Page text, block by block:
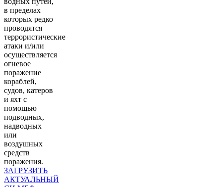
в пределах
которых редко
проводятся
террористические
атаки и/или
осуществляется
огневое
поражение
кораблей,
судов, катеров
и яхт с
помощью
подводных,
надводных
или
воздушных
средств
поражения.
ЗАГРУЗИТЬ
АКТУАЛЬНЫЙ